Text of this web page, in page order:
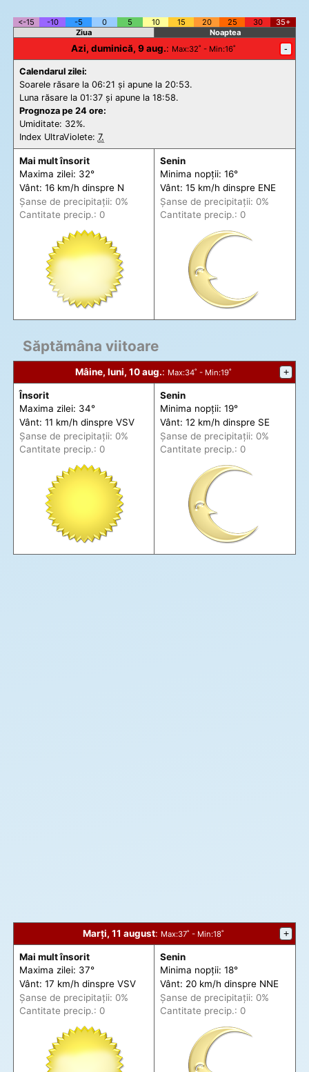
<-15 -10 -5 0 5 10 15 20 25 30
35+
Ziua
Noaptea
Azi, duminică, 9 aug.: Max:32˚ - Min:16˚ -
Calendarul zilei:
Soarele răsare la 06:21 și apune la 20:53.
Luna răsare la 01:37 și apune la 18:58.
Prognoza pe 24 ore:
Umiditate: 32%.
Index UltraViolete: 7.
Mai mult însorit
Maxima zilei: 32°
Vânt: 16 km/h dinspre N
Șanse de precipitații: 0%
Cantitate precip.: 0
Senin
Minima nopții: 16°
Vânt: 15 km/h dinspre ENE
Șanse de precipitații: 0%
Cantitate precip.: 0
Săptămâna viitoare
Mâine, luni, 10 aug.: Max:34˚ - Min:19˚ +
Însorit
Maxima zilei: 34°
Vânt: 11 km/h dinspre VSV
Șanse de precipitații: 0%
Cantitate precip.: 0
Senin
Minima nopții: 19°
Vânt: 12 km/h dinspre SE
Șanse de precipitații: 0%
Cantitate precip.: 0
Marți, 11 august: Max:37˚ - Min:18˚ +
Mai mult însorit
Maxima zilei: 37°
Vânt: 17 km/h dinspre VSV
Șanse de precipitații: 0%
Cantitate precip.: 0
Senin
Minima nopții: 18°
Vânt: 20 km/h dinspre NNE
Șanse de precipitații: 0%
Cantitate precip.: 0